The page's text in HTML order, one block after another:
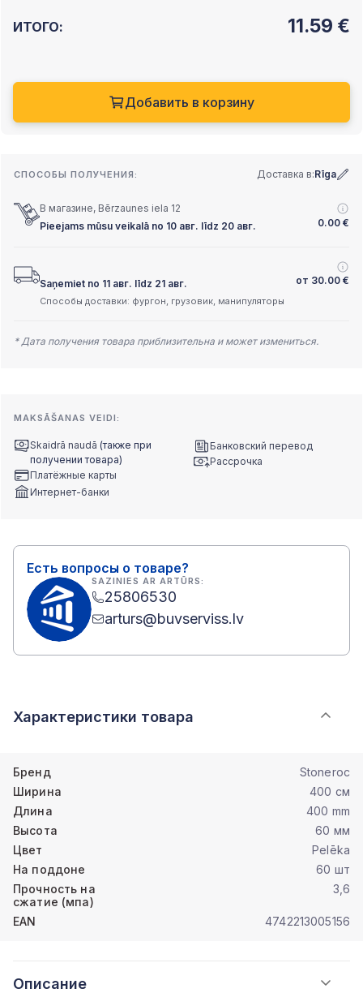
ИТОГО: 11.59 €
Добавить в корзину
СПОСОБЫ ПОЛУЧЕНИЯ: Доставка в:Rīga
В магазине, Bērzaunes iela 12
Pieejams mūsu veikalā no 10 авг. līdz 20 авг.
0.00 €
Saņemiet no 11 авг. līdz 21 авг. от 30.00 €
Способы доставки: фургон, грузовик, манипуляторы
* Дата получения товара приблизительна и может измениться.
MAKSĀŠANAS VEIDI:
Skaidrā naudā (также при
получении товара)
Платёжные карты
Интернет-банки
Банковский перевод
Рассрочка
Есть вопросы о товаре?
SAZINIES AR ARTŪRS:
25806530
arturs@buvserviss.lv
Характеристики товара
Бренд
Stoneroc
Ширина
400 см
Длина
400 mm
Высота
60 мм
Цвет
Pelēka
На поддоне
60 шт
Прочность на
сжатие (мпа)
3,6
EAN 4742213005156
Описание